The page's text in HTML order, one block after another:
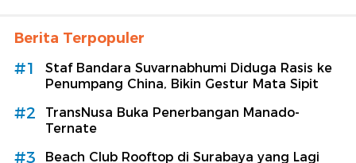
Berita Terpopuler
#1
Staf Bandara Suvarnabhumi Diduga Rasis ke
Penumpang China, Bikin Gestur Mata Sipit
#2
TransNusa Buka Penerbangan Manado-
Ternate
#3
Beach Club Rooftop di Surabaya yang Lagi